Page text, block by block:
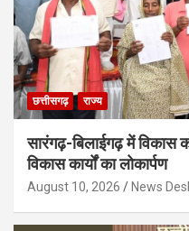
छत्तीसगढ़ राज्य
सारंगढ़-बिलाईगढ़ में विकास
विकास कार्यों का लोकार्पण
August 10, 2026 News